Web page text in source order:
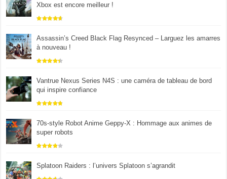
Xbox est encore meilleur !
Assassin’s Creed Black Flag Resynced – Larguez les amarres
à nouveau !
Vantrue Nexus Series N4S : une caméra de tableau de bord
qui inspire confiance
70s-style Robot Anime Geppy-X : Hommage aux animes de
super robots
Splatoon Raiders : l’univers Splatoon s’agrandit